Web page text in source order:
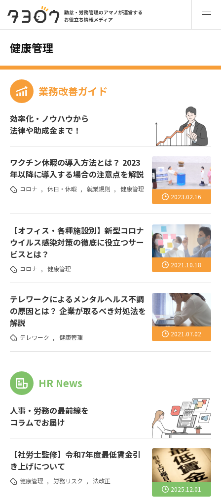
健康管理
業務改善ガイド
効率化・ノウハウから
法律や助成金まで！
2023.02.16
ワクチン休暇の導入方法とは？ 2023
年以降に導入する場合の注意点を解説
コロナ , 休日・休暇 , 就業規則 , 健康管理
2021.10.18
【オフィス・各種施設別】新型コロナ
ウイルス感染対策の徹底に役立つサー
ビスとは？
コロナ , 健康管理
2021.07.02
テレワークによるメンタルヘルス不調
の原因とは？ 企業が取るべき対処法を
解説
テレワーク , 健康管理
HR News
人事・労務の最前線を
コラムでお届け
2025.12.01
【社労士監修】令和7年度最低賃金引
き上げについて
健康管理 , 労務リスク , 法改正